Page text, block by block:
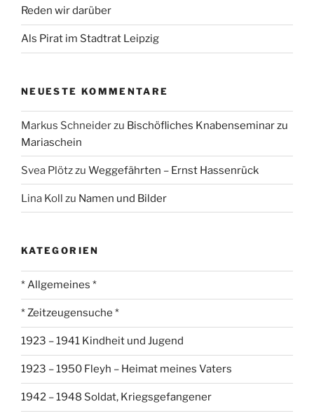
Reden wir darüber
Als Pirat im Stadtrat Leipzig
NEUESTE KOMMENTARE
Markus Schneiderzu Bischöfliches Knabenseminar zu
Mariaschein
Svea Plötzzu Weggefährten – Ernst Hassenrück
Lina Koll zu Namen und Bilder
KATEGORIEN
* Allgemeines *
* Zeitzeugensuche *
1923 – 1941 Kindheit und Jugend
1923 – 1950 Fleyh – Heimat meines Vaters
1942 – 1948 Soldat, Kriegsgefangener